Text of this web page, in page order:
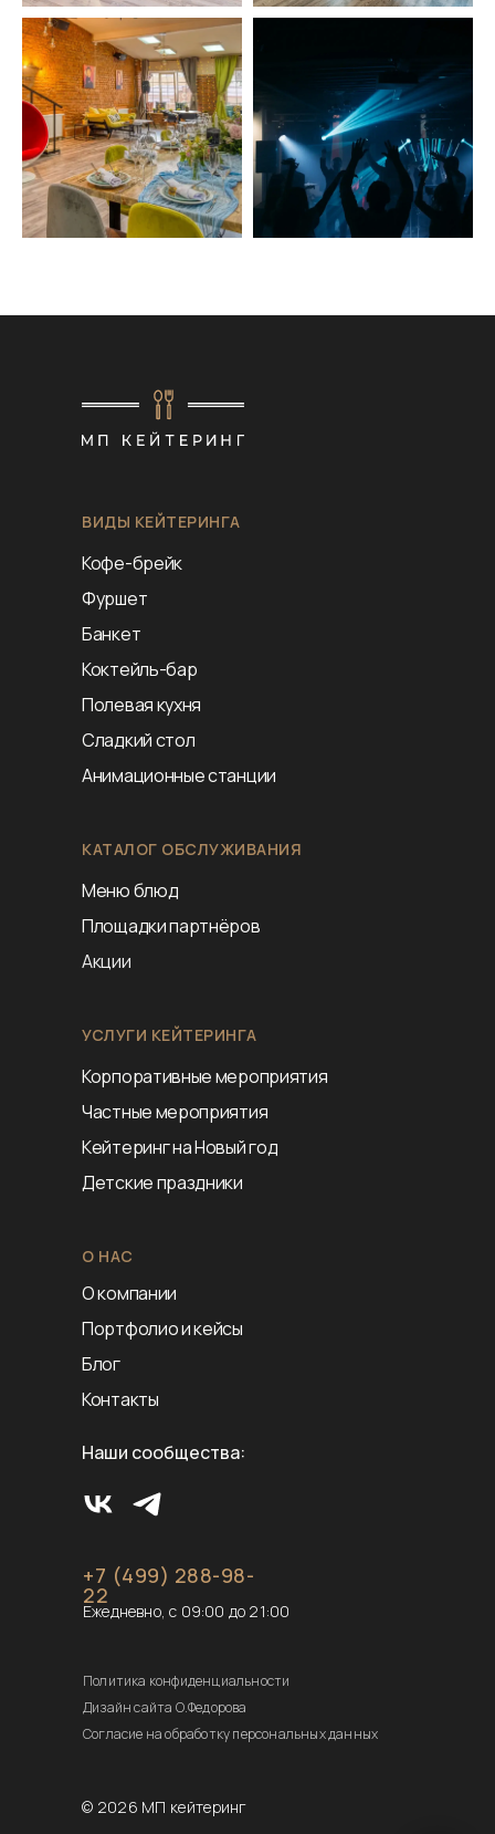
ВИДЫ КЕЙТЕРИНГА
Кофе-брейк
Фуршет
Банкет
Коктейль-бар
Полевая кухня
Сладкий стол
Анимационные станции
КАТАЛОГ ОБСЛУЖИВАНИЯ
Меню блюд
Площадки партнёров
Акции
УСЛУГИ КЕЙТЕРИНГА
Корпоративные мероприятия
Частные мероприятия
Кейтеринг на Новый год
Детские праздники
О НАС
О компании
Портфолио и кейсы
Блог
Контакты
© 2026 МП кейтеринг
Политика конфиденциальности
Дизайн сайта О.Федорова
Согласие на обработку персональных данных
+7 (499) 288-98-
22
Ежедневно, с 09:00 до 21:00
Наши сообщества: